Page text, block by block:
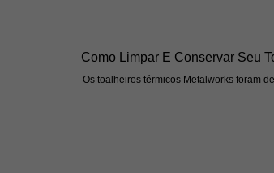
Como Limpar E Conservar Seu
Os toalheiros térmicos Metalworks foram